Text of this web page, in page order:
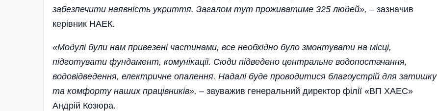
забезпечити наявність укриття. Загалом тут проживатиме 325 людей», – зазначив
керівник НАЕК.
«Модулі були нам привезені частинами, все необхідно було змонтувати на місці,
підготувати фундамент, комунікації. Сюди підведено центральне водопостачання,
водовідведення, електричне опалення. Надалі буде проводитися благоустрій для затишку
та комфорту наших працівників», – зауважив генеральний директор філії «ВП ХАЕС»
Андрій Козюра.